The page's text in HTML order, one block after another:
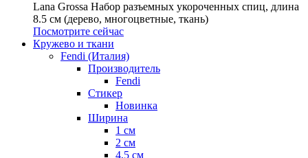
Lana Grossa Набор разъемных укороченных спиц, длина
8.5 см (дерево, многоцветные, ткань)
Посмотрите сейчас
Кружево и ткани
Fendi (Италия)
Производитель
Fendi
Стикер
Новинка
Ширина
1 см
2 см
4,5 см